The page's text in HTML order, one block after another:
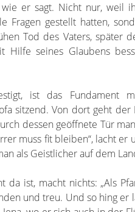
wie er sagt. Nicht nur, weil
Fragen gestellt hatten,
Tod des Vaters, später
seines Glaubens
ist das Fundament
sitzend. Von dort geht
dessen geöffnete Tür
muss fit bleiben“, lacht er
als Geistlicher auf dem
da ist, macht nichts: „Als
und treu. Und so hing er